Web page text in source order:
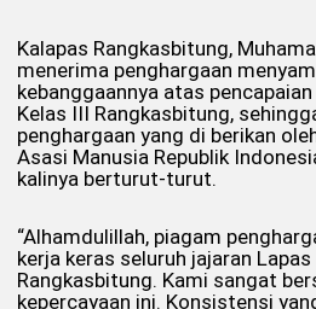
Kalapas Rangkasbitung,
menerima penghargaan
kebanggaannya atas
Kelas III Rangkasbitung,
penghargaan yang di berikan
Asasi Manusia Republik
kalinya berturut-turut.
“Alhamdulillah, piagam
kerja keras seluruh jajaran Lapas
Rangkasbitung. Kami sangat
kepercayaan ini. Konsistensi